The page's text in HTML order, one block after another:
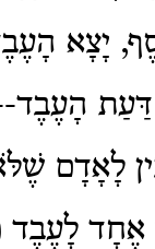
יָצָא
דַּעַת
לָאָדָם
אֶחָד לָעֶבֶד